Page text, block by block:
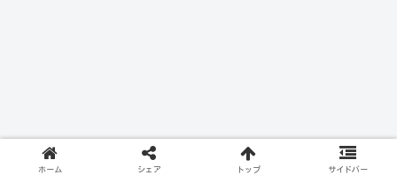
ホーム シェア トップ サイドバー